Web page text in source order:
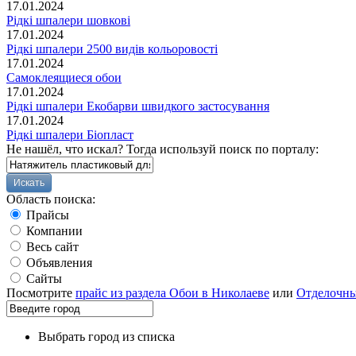
17.01.2024
Рідкі шпалери шовкові
17.01.2024
Рідкі шпалери 2500 видів кольоровості
17.01.2024
Самоклеящиеся обои
17.01.2024
Рідкі шпалери Екобарви швидкого застосування
17.01.2024
Рідкі шпалери Біопласт
Не нашёл, что искал? Тогда используй поиск по порталу:
Область поиска:
Прайсы
Компании
Весь сайт
Объявления
Сайты
Посмотрите прайс из раздела Обои в Николаеве или
Выбрать город из списка